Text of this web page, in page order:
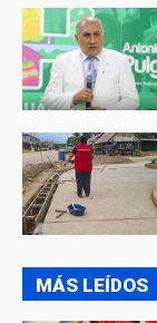
MÁS LEÍDOS